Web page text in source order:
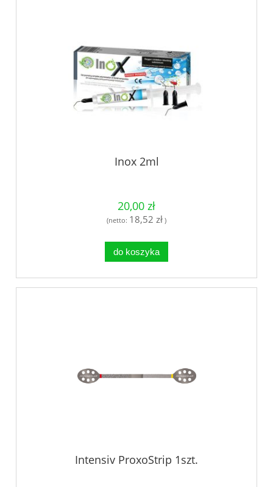
Inox 2ml
20,00 zł
(netto: 18,52 zł )
do koszyka
Intensiv ProxoStrip 1szt.